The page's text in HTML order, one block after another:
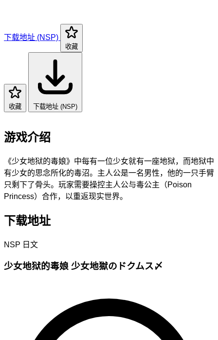
下载地址 (NSP)
收藏
收藏 下载地址 (NSP)
游戏介绍
《少女地狱的毒娘》中每有一位少女就有一座地狱，而地狱中
有少女的思念所化的毒沼。主人公是一名男性，他的一只手臂
只剩下了骨头。玩家需要操控主人公与毒公主（Poison
Princess）合作，以重返现实世界。
下载地址
NSP 日文
少女地狱的毒娘 少女地獄のドクムス〆